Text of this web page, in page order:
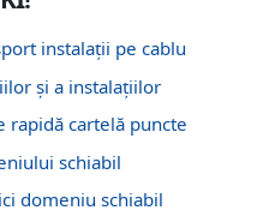
instalații pe cablu
și a instalațiilor
rapidă cartelă puncte
schiabil
domeniu schiabil